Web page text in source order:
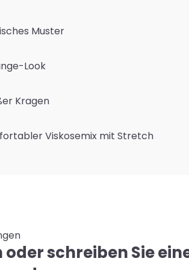
Muster
Look
Kragen
Viskosemix mit Stretch
oder schreiben Sie